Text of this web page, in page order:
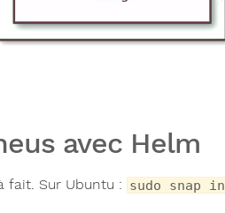
avec Helm
fait. Sur Ubuntu : sudo snap